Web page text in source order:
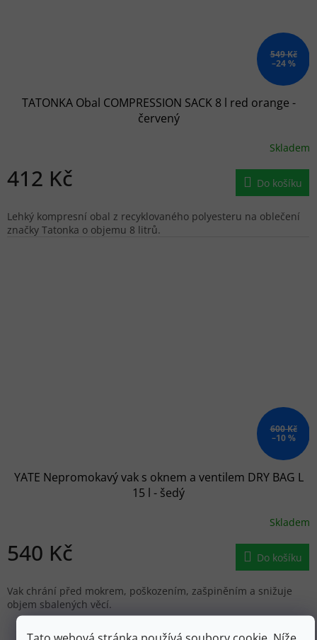
549 Kč
–24 %
TATONKA Obal COMPRESSION SACK 8 l red orange -
červený
Skladem
412 Kč Do košíku
Lehký kompresní obal z recyklovaného polyesteru na oblečení
značky Tatonka o objemu 8 litrů.
600 Kč
–10 %
YATE Nepromokavý vak s oknem a ventilem DRY BAG L
15 l - šedý
Skladem
540 Kč Do košíku
Vak chrání před mokrem, poškozením, zašpiněním a snižuje
objem sbalených věcí.
ZOBRAZIT VŠECHNY PODOBNÉ PRODUKTY